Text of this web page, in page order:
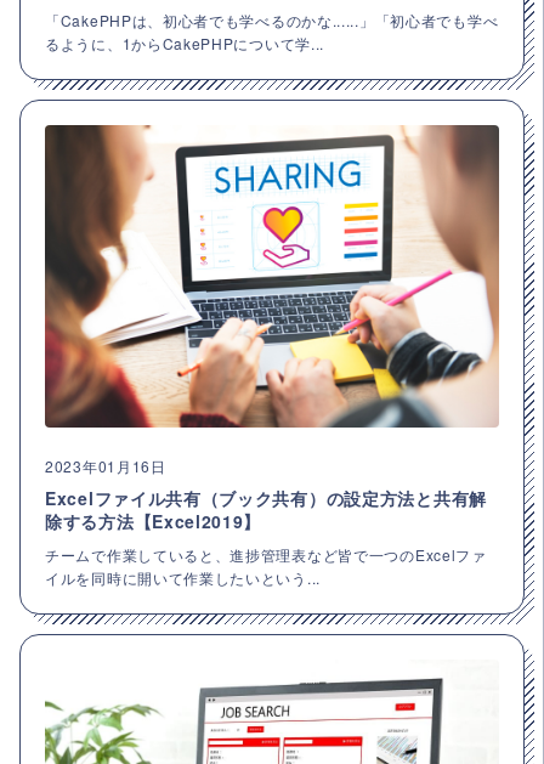
「CakePHPは、初心者でも学べるのかな......」「初心者でも学べ
るように、1からCakePHPについて学...
2023年01月16日
Excelファイル共有（ブック共有）の設定方法と共有解
除する方法【Excel2019】
チームで作業していると、進捗管理表など皆で一つのExcelファ
イルを同時に開いて作業したいという...